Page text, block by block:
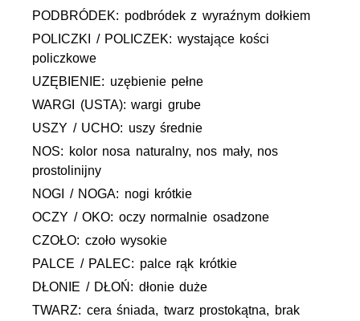
PODBRÓDEK: podbródek z wyraźnym dołkiem
POLICZKI / POLICZEK: wystające kości
policzkowe
UZĘBIENIE: uzębienie pełne
WARGI (USTA): wargi grube
USZY / UCHO: uszy średnie
NOS: kolor nosa naturalny, nos mały, nos
prostolinijny
NOGI / NOGA: nogi krótkie
OCZY / OKO: oczy normalnie osadzone
CZOŁO: czoło wysokie
PALCE / PALEC: palce rąk krótkie
DŁONIE / DŁOŃ: dłonie duże
TWARZ: cera śniada, twarz prostokątna, brak